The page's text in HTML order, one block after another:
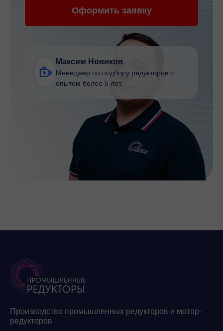
Оформить заявку
Максим Новиков
Менеджер по подбору редукторов с
опытом более 5 лет.
Производство промышленных редукторов и мотор-
редукторов